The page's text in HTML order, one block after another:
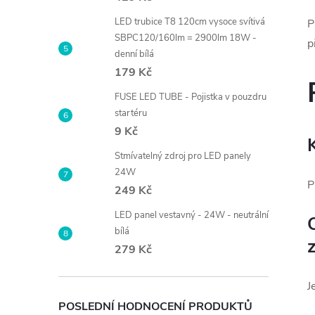
LED trubice T8 120cm vysoce svítivá
SBPC120/160lm = 2900lm 18W -
denní bílá
179 Kč
FUSE LED TUBE - Pojistka v pouzdru
startéru
9 Kč
Stmívatelný zdroj pro LED panely
24W
249 Kč
LED panel vestavný - 24W - neutrální
bílá
279 Kč
POSLEDNÍ HODNOCENÍ PRODUKTŮ